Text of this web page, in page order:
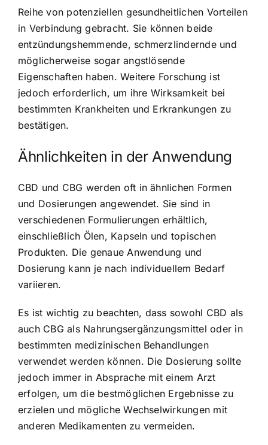
Reihe von potenziellen gesundheitlichen Vorteilen
in Verbindung gebracht. Sie können beide
entzündungshemmende, schmerzlindernde und
möglicherweise sogar angstlösende
Eigenschaften haben. Weitere Forschung ist
jedoch erforderlich, um ihre Wirksamkeit bei
bestimmten Krankheiten und Erkrankungen zu
bestätigen.
Ähnlichkeiten in der Anwendung
CBD und CBG werden oft in ähnlichen Formen
und Dosierungen angewendet. Sie sind in
verschiedenen Formulierungen erhältlich,
einschließlich Ölen, Kapseln und topischen
Produkten. Die genaue Anwendung und
Dosierung kann je nach individuellem Bedarf
variieren.
Es ist wichtig zu beachten, dass sowohl CBD als
auch CBG als Nahrungsergänzungsmittel oder in
bestimmten medizinischen Behandlungen
verwendet werden können. Die Dosierung sollte
jedoch immer in Absprache mit einem Arzt
erfolgen, um die bestmöglichen Ergebnisse zu
erzielen und mögliche Wechselwirkungen mit
anderen Medikamenten zu vermeiden.